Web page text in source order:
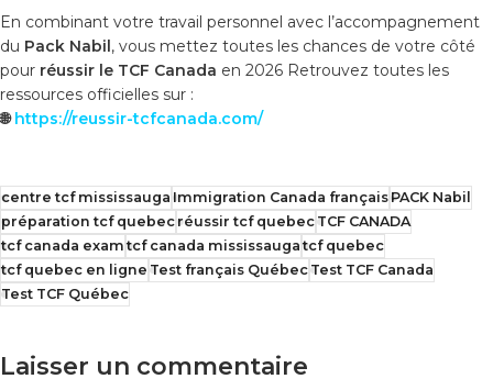
En combinant votre travail personnel avec l’accompagnement
du Pack Nabil, vous mettez toutes les chances de votre côté
pour réussir le TCF Canada en 2026 Retrouvez toutes les
ressources officielles sur :
🌐 https://reussir-tcfcanada.com/
centre tcf mississauga Immigration Canada françaisPACK Nabil
préparation tcf quebecréussir tcf quebecTCF CANADA
tcf canada exam tcf canada mississauga tcf quebec
tcf quebec en ligne Test français QuébecTest TCF Canada
Test TCF Québec
Laisser un commentaire